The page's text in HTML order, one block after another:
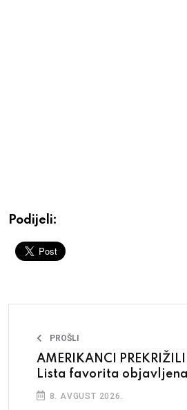
Podijeli:
PROŠLI
AMERIKANCI
Lista favorita objavljena
8. AVGUST 2026.